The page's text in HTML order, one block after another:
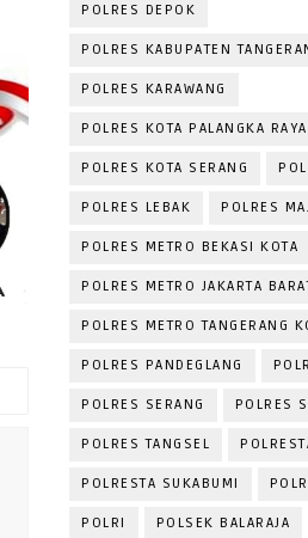
POLRES DEPOK
POLRES KABUPATEN
POLRES KARAWANG
POLRES KOTA PALANGKA RAYA
POLRES KOTA SERANG
POLRES LEBAK POLRES
POLRES METRO BEKASI KOTA
POLRES METRO JAKARTA
POLRES METRO TANGERANG
POLRES PANDEGLANG
POLRES SERANG POLRES
POLRES TANGSEL
POLRESTA SUKABUMI
POLRI POLSEK BALARAJA